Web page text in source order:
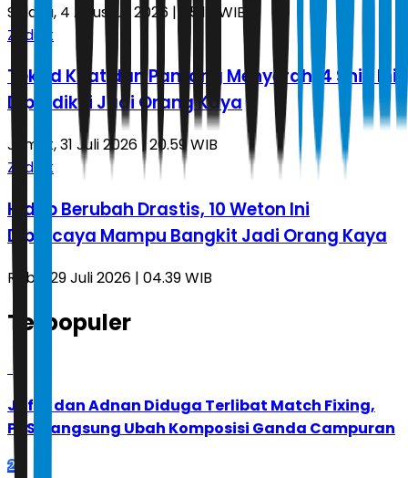
Selasa, 4 Agustus 2026 | 05.16 WIB
Zodiak
Tekad Kuat dan Pantang Menyerah, 4 Shio Ini
Diprediksi Jadi Orang Kaya
Jumat, 31 Juli 2026 | 20.59 WIB
Zodiak
Hidup Berubah Drastis, 10 Weton Ini
Dipercaya Mampu Bangkit Jadi Orang Kaya
Rabu, 29 Juli 2026 | 04.39 WIB
Terpopuler
Jafar dan Adnan Diduga Terlibat Match Fixing,
PBSI Langsung Ubah Komposisi Ganda Campuran
2